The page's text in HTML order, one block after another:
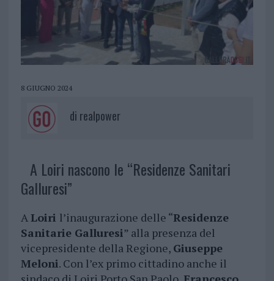
8 GIUGNO 2024
di realpower
A Loiri nascono le “Residenze Sanitari
Galluresi”
ALoiri l’inaugurazione delle “Residenze
Sanitarie Galluresi” alla presenza del
vicepresidente della Regione, Giuseppe
Meloni. Con l’ex primo cittadino anche il